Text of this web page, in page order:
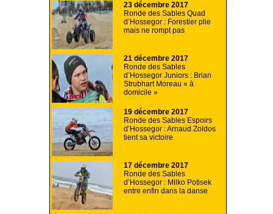
23 décembre 2017
Ronde des Sables Quad
d’Hossegor : Forestier plie
mais ne rompt pas
21 décembre 2017
Ronde des Sables
d’Hossegor Juniors : Brian
Strubhart Moreau « à
domicile »
19 décembre 2017
Ronde des Sables Espoirs
d’Hossegor : Arnaud Zoldos
tient sa victoire
17 décembre 2017
Ronde des Sables
d’Hossegor : Milko Potisek
entre enfin dans la danse